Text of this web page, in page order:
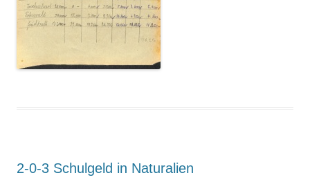
2-0-3 Schulgeld in Naturalien